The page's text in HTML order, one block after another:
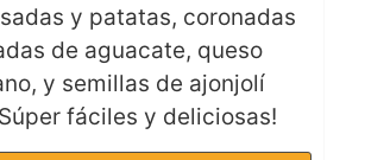
y patatas, coronadas
de aguacate, queso
y semillas de ajonjolí
fáciles y deliciosas!